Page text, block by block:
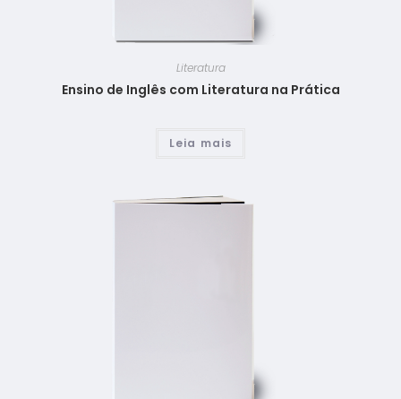
Literatura
Ensino de Inglês com Literatura na Prática
Leia mais